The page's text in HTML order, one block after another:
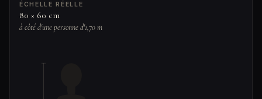
ÉCHELLE RÉELLE
80 × 60 cm
à côté d'une personne d'1,70 m